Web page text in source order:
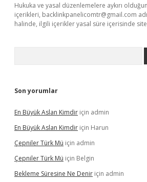
Hukuka ve yasal düzenlemelere aykırı
içerikleri, backlinkpanelicomtr@gmail.com
halinde, ilgili içerikler yasal süre içerisinde
Son yorumlar
En Büyük Aslan Kimdir için admin
En Büyük Aslan Kimdir için Harun
Çepniler Türk Mü için admin
Çepniler Türk Mü için Belgin
Bekleme Süresine Ne Denir için admin